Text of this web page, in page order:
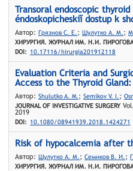
Transoral endoscopic
éndoskopicheskiĭ dostup k
Автор: Грязнов С. Е.; Шулутко А. М.;
ХИРУРГИЯ. ЖУРНАЛ ИМ. Н.И. ПИРОГОВА
DOI: 10.17116/hirurgia201912118
Evaluation Criteria and
Access to the Thyroid
Автор: Shulutko A. M.; Semikov V. I.;
JOURNAL OF INVESTIGATIVE SURGERY
2019
DOI: 10.1080/08941939.2018.1424271
Risk of hypocalcemia after
Автор: Шулутко А. М.; Семиков В. И.;
ХИРУРГИЯ. ЖУРНАЛ ИМ. Н.И. ПИРОГОВА